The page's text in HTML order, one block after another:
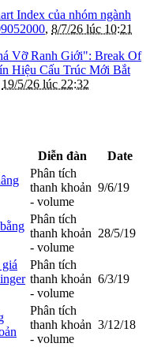
Index của nhóm ngành
, 8/7/26 lúc 10:21
Vỡ Ranh Giới": Break Of
Hiệu Cấu Trúc Mới Bắt
19/5/26 lúc 22:32
Diễn đàn
Date
Phân tích
thanh khoản
- volume
9/6/19
Phân tích
thanh khoản
- volume
28/5/19
Phân tích
thanh khoản
- volume
6/3/19
Phân tích
thanh khoản
- volume
3/12/18